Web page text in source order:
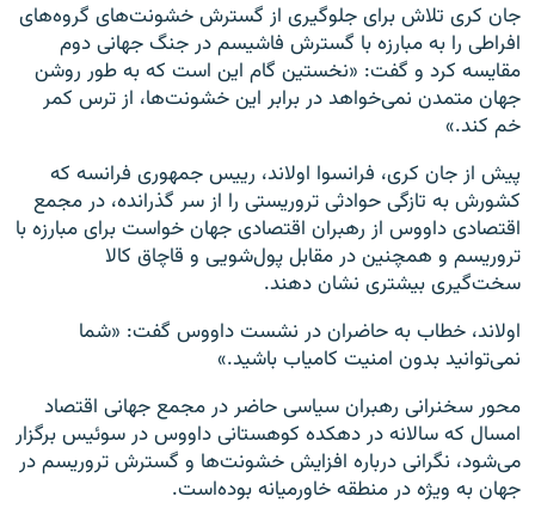
جان کری تلاش برای جلوگیری از گسترش خشونت‌های گروه‌های
افراطی را به مبارزه با گسترش فاشیسم در جنگ جهانی دوم
مقایسه کرد و گفت: «نخستین گام این است که به طور روشن
جهان متمدن نمی‌خواهد در برابر این خشونت‌ها، از ترس کمر
خم کند.»
پیش از جان کری، فرانسوا اولاند، رییس جمهوری فرانسه که
کشورش به تازگی حوادثی تروریستی را از سر گذرانده، در مجمع
اقتصادی داووس از رهبران اقتصادی جهان خواست برای مبارزه با
تروریسم و همچنین در مقابل پول‌شویی و قاچاق کالا
سخت‌گیری بیشتری نشان دهند.
اولاند، خطاب به حاضران در نشست داووس گفت: «شما
نمی‌توانید بدون امنیت کامیاب باشید.»
محور سخنرانی رهبران سیاسی حاضر در مجمع جهانی اقتصاد
امسال که سالانه در دهکده کوهستانی داووس در سوئیس برگزار
می‌شود، نگرانی درباره افزایش خشونت‌ها و گسترش تروریسم در
جهان به ویژه در منطقه خاورمیانه بوده‌است.